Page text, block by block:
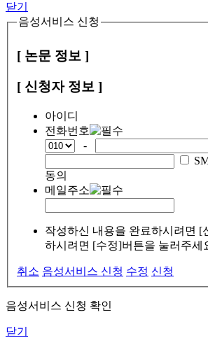
닫기
음성서비스 신청
[ 논문 정보 ]
[ 신청자 정보 ]
아이디
전화번호
-
동의
메일주소
작성하신 내용을 완료하시려면 [
하시려면 [수정]버튼을 눌러주세
취소 음성서비스 신청 수정 신청
음성서비스 신청 확인
닫기